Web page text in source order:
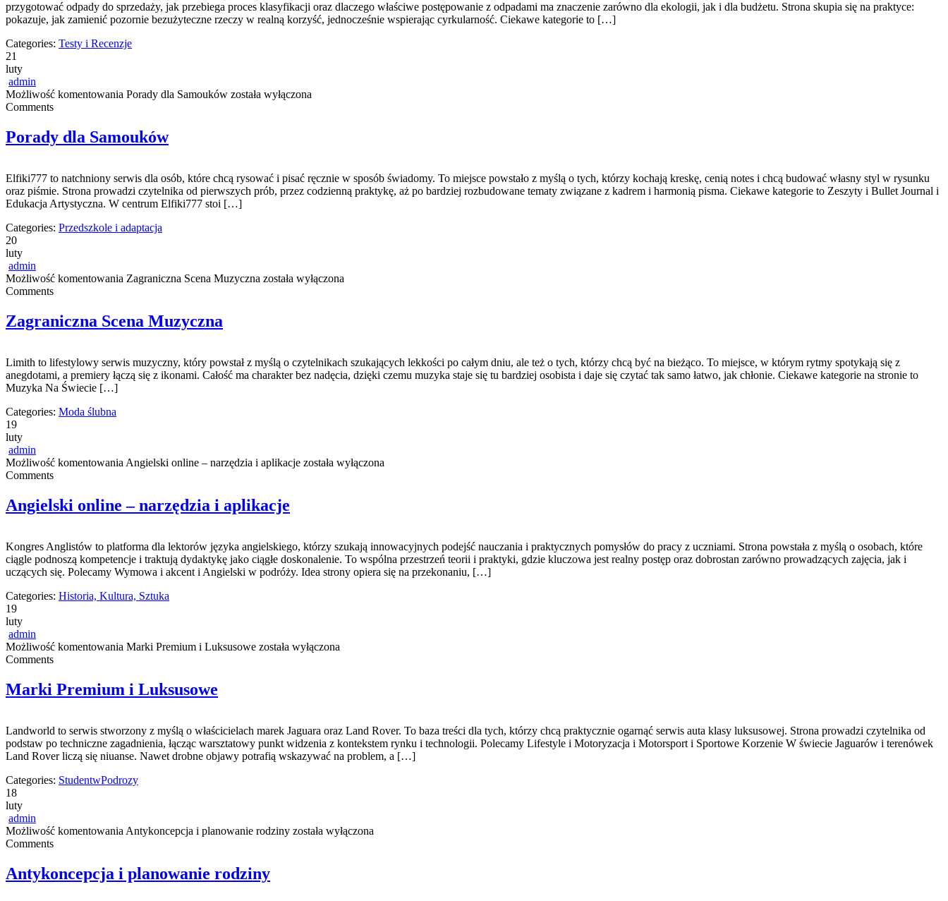
przygotować odpady do sprzedaży, jak przebiega proces klasyfikacji oraz dlaczego właściwe postępowanie z odpadami ma znaczenie zarówno dla ekologii, jak i dla budżetu. Strona skupia się na praktyce:
pokazuje, jak zamienić pozornie bezużyteczne rzeczy w realną korzyść, jednocześnie wspierając cyrkularność. Ciekawe kategorie to […]
Categories: Testy i Recenzje
21
luty
admin
Możliwość komentowania Porady dla Samouków została wyłączona
Comments
Porady dla Samouków
Elfiki777 to natchniony serwis dla osób, które chcą rysować i pisać ręcznie w sposób świadomy. To miejsce powstało z myślą o tych, którzy kochają kreskę, cenią notes i chcą budować własny styl w rysunku
oraz piśmie. Strona prowadzi czytelnika od pierwszych prób, przez codzienną praktykę, aż po bardziej rozbudowane tematy związane z kadrem i harmonią pisma. Ciekawe kategorie to Zeszyty i Bullet Journal i
Edukacja Artystyczna. W centrum Elfiki777 stoi […]
Categories: Przedszkole i adaptacja
20
luty
admin
Możliwość komentowania Zagraniczna Scena Muzyczna została wyłączona
Comments
Zagraniczna Scena Muzyczna
Limith to lifestylowy serwis muzyczny, który powstał z myślą o czytelnikach szukających lekkości po całym dniu, ale też o tych, którzy chcą być na bieżąco. To miejsce, w którym rytmy spotykają się z
anegdotami, a premiery łączą się z ikonami. Całość ma charakter bez nadęcia, dzięki czemu muzyka staje się tu bardziej osobista i daje się czytać tak samo łatwo, jak chłonie. Ciekawe kategorie na stronie to
Muzyka Na Świecie […]
Categories: Moda ślubna
19
luty
admin
Możliwość komentowania Angielski online – narzędzia i aplikacje została wyłączona
Comments
Angielski online – narzędzia i aplikacje
Kongres Anglistów to platforma dla lektorów języka angielskiego, którzy szukają innowacyjnych podejść nauczania i praktycznych pomysłów do pracy z uczniami. Strona powstała z myślą o osobach, które
ciągle podnoszą kompetencje i traktują dydaktykę jako ciągłe doskonalenie. To wspólna przestrzeń teorii i praktyki, gdzie kluczowa jest realny postęp oraz dobrostan zarówno prowadzących zajęcia, jak i
uczących się. Polecamy Wymowa i akcent i Angielski w podróży. Idea strony opiera się na przekonaniu, […]
Categories: Historia, Kultura, Sztuka
19
luty
admin
Możliwość komentowania Marki Premium i Luksusowe została wyłączona
Comments
Marki Premium i Luksusowe
Landworld to serwis stworzony z myślą o właścicielach marek Jaguara oraz Land Rover. To baza treści dla tych, którzy chcą praktycznie ogarnąć serwis auta klasy luksusowej. Strona prowadzi czytelnika od
podstaw po techniczne zagadnienia, łącząc warsztatowy punkt widzenia z kontekstem rynku i technologii. Polecamy Lifestyle i Motoryzacja i Motorsport i Sportowe Korzenie W świecie Jaguarów i terenówek
Land Rover liczą się niuanse. Nawet drobne objawy potrafią wskazywać na problem, a […]
Categories: StudentwPodrozy
18
luty
admin
Możliwość komentowania Antykoncepcja i planowanie rodziny została wyłączona
Comments
Antykoncepcja i planowanie rodziny